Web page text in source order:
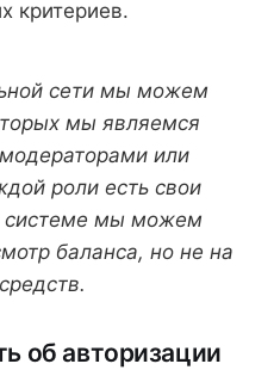
критериев.
сети мы можем
мы являемся
или
роли есть свои
системе мы можем
баланса, но не на
об авторизации